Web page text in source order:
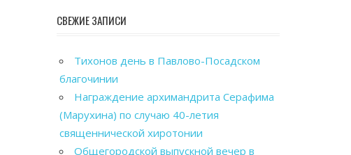
СВЕЖИЕ ЗАПИСИ
Тихонов день в Павлово-Посадском
благочинии
Награждение архимандрита Серафима
(Марухина) по случаю 40-летия
священнической хиротонии
Общегородской выпускной вечер в